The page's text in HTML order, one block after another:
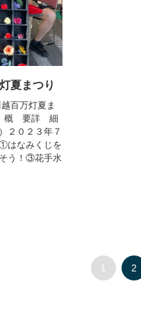
夏まつり
百万灯夏ま
概 要詳 細
２０２３年７
はなみくじを
う！③花手水
1 2